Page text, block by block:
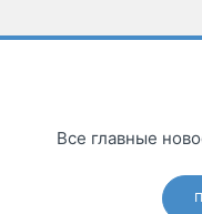
Все главные